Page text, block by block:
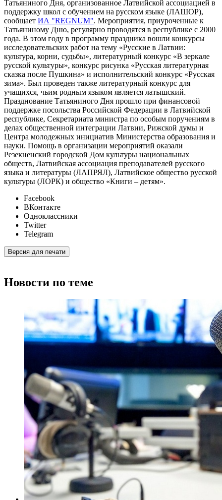
Татьяниного Дня, организованное Латвийской ассоциацией в
поддержку школ с обучением на русском языке (ЛАШОР),
сообщает ИА "REGNUM". Мероприятия, приуроченные к
Татьяниному Дню, регулярно проводятся в республике с 2000
года. В этом году в программу праздника вошли конкурсы
исследовательских работ на тему «Русские в Латвии:
культура, корни, судьбы», литературный конкурс «В зеркале
русской культуры», конкурс рисунка «Русская литературная
сказка после Пушкина» и исполнительский конкурс «Русская
зима». Был проведен также литературный конкурс для
учащихся, чьим родным языком является латышский.
Празднование Татьяниного Дня прошло при финансовой
поддержке посольства Российской Федерации в Латвийской
республике, Секретариата министра по особым поручениям в
делах общественной интеграции Латвии, Рижской думы и
Центра молодежных инициатив Министерства образования и
науки. Помощь в организации мероприятий оказали
Резекненский городской Дом культуры национальных
обществ, Латвийская ассоциация преподавателей русского
языка и литературы (ЛАПРЯЛ), Латвийское общество русской
культуры (ЛОРК) и общество «Книги – детям».
Facebook
ВКонтакте
Одноклассники
Twitter
Telegram
Версия для печати
Новости по теме